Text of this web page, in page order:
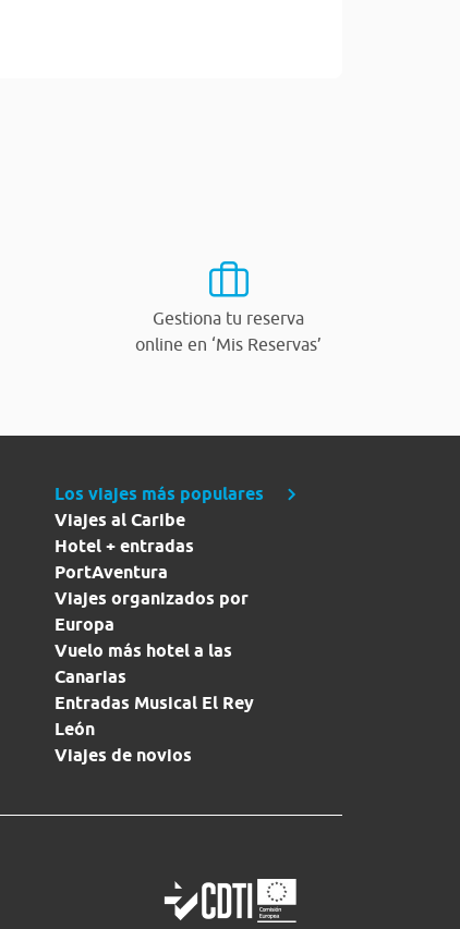
Gestiona tu reserva
online en ‘Mis Reservas’
Los viajes más populares
Viajes al Caribe
Hotel + entradas
PortAventura
Viajes organizados por
Europa
Vuelo más hotel a las
Canarias
Entradas Musical El Rey
León
Viajes de novios